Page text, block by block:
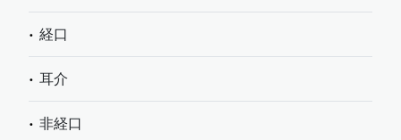
経口
耳介
非経口